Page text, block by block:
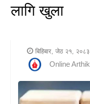
कला
राजनीति
भिडियो
लागि खुला
बिहिबार, जेठ २१, २०८३
Online Arthik